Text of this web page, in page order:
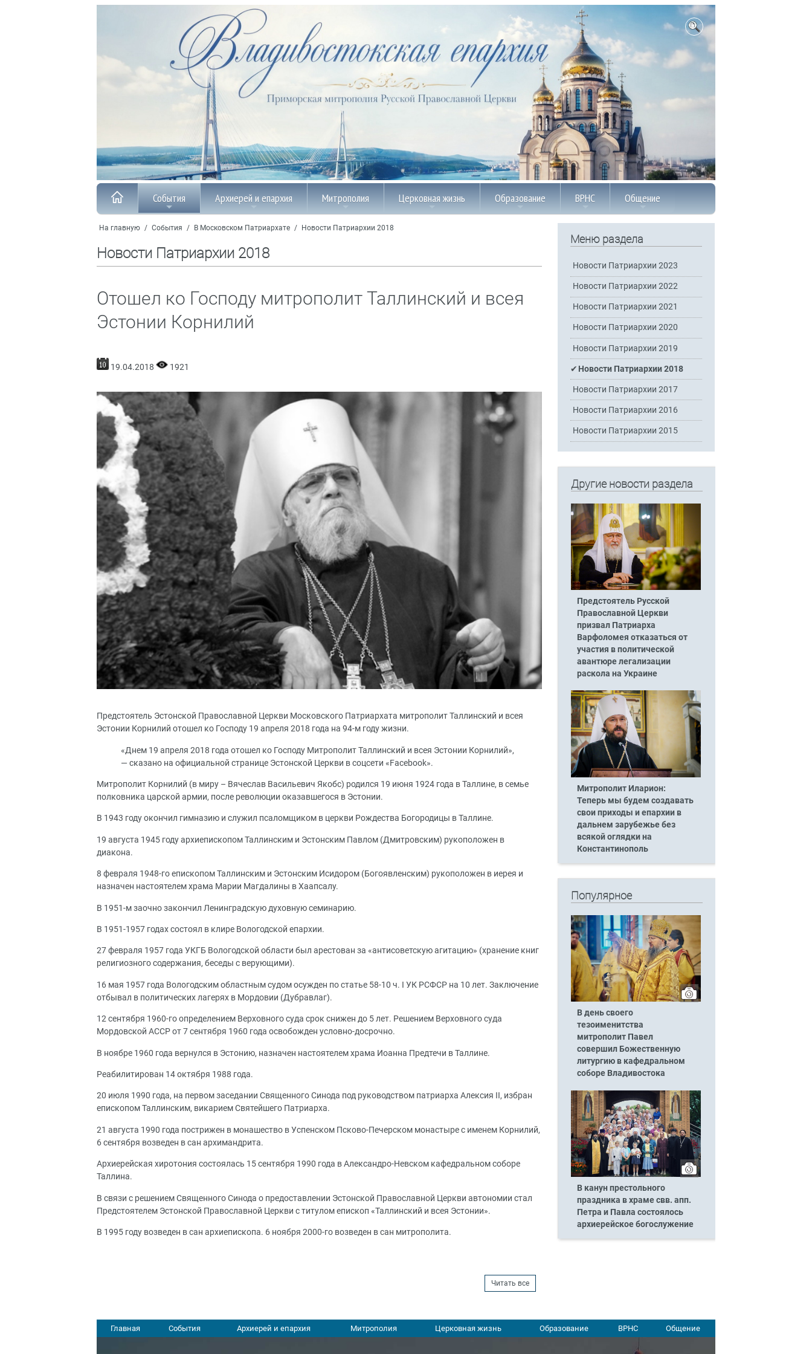
События Архиерей и епархия Митрополия Церковная жизнь Образование ВРНС Общение
На главную / События / В Московском Патриархате / Новости Патриархии 2018
Новости Патриархии 2018
Отошел ко Господу митрополит Таллинский и всея
Эстонии Корнилий
19.04.2018 1921
Предстоятель Эстонской Православной Церкви Московского Патриархата митрополит Таллинский и всея
Эстонии Корнилий отошел ко Господу 19 апреля 2018 года на 94-м году жизни.
«Днем 19 апреля 2018 года отошел ко Господу Митрополит Таллинский и всея Эстонии Корнилий»,
— сказано на официальной странице Эстонской Церкви в соцсети «Facebook».
Митрополит Корнилий (в миру – Вячеслав Васильевич Якобс) родился 19 июня 1924 года в Таллине, в семье
полковника царской армии, после революции оказавшегося в Эстонии.
В 1943 году окончил гимназию и служил псаломщиком в церкви Рождества Богородицы в Таллине.
19 августа 1945 году архиепископом Таллинским и Эстонским Павлом (Дмитровским) рукоположен в
диакона.
8 февраля 1948-го епископом Таллинским и Эстонским Исидором (Богоявленским) рукоположен в иерея и
назначен настоятелем храма Марии Магдалины в Хаапсалу.
В 1951-м заочно закончил Ленинградскую духовную семинарию.
В 1951-1957 годах состоял в клире Вологодской епархии.
27 февраля 1957 года УКГБ Вологодской области был арестован за «антисоветскую агитацию» (хранение книг
религиозного содержания, беседы с верующими).
16 мая 1957 года Вологодским областным судом осужден по статье 58-10 ч. I УК РСФСР на 10 лет. Заключение
отбывал в политических лагерях в Мордовии (Дубравлаг).
12 сентября 1960-го определением Верховного суда срок снижен до 5 лет. Решением Верховного суда
Мордовской АССР от 7 сентября 1960 года освобожден условно-досрочно.
В ноябре 1960 года вернулся в Эстонию, назначен настоятелем храма Иоанна Предтечи в Таллине.
Реабилитирован 14 октября 1988 года.
20 июля 1990 года, на первом заседании Священного Синода под руководством патриарха Алексия II, избран
епископом Таллинским, викарием Святейшего Патриарха.
21 августа 1990 года пострижен в монашество в Успенском Псково-Печерском монастыре с именем Корнилий,
6 сентября возведен в сан архимандрита.
Архиерейская хиротония состоялась 15 сентября 1990 года в Александро-Невском кафедральном соборе
Таллина.
В связи с решением Священного Синода о предоставлении Эстонской Православной Церкви автономии стал
Предстоятелем Эстонской Православной Церкви с титулом епископ «Таллинский и всея Эстонии».
В 1995 году возведен в сан архиепископа. 6 ноября 2000-го возведен в сан митрополита.
Читать все
Меню раздела
Новости Патриархии 2023
Новости Патриархии 2022
Новости Патриархии 2021
Новости Патриархии 2020
Новости Патриархии 2019
Новости Патриархии 2018
Новости Патриархии 2017
Новости Патриархии 2016
Новости Патриархии 2015
Другие новости раздела
Предстоятель Русской
Православной Церкви
призвал Патриарха
Варфоломея отказаться от
участия в политической
авантюре легализации
раскола на Украине
Митрополит Иларион:
Теперь мы будем создавать
свои приходы и епархии в
дальнем зарубежье без
всякой оглядки на
Константинополь
Популярное
В день своего
тезоименитства
митрополит Павел
совершил Божественную
литургию в кафедральном
соборе Владивостока
В канун престольного
праздника в храме свв. апп.
Петра и Павла состоялось
архиерейское богослужение
Главная События Архиерей и епархия Митрополия Церковная жизнь Образование ВРНС Общение